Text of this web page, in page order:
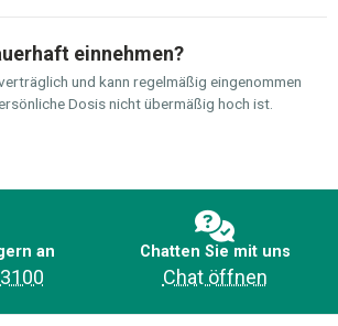
einnehmen?
und kann regelmäßig eingenommen
Dosis nicht übermäßig hoch ist.
an Chatten Sie mit uns
Chat öffnen